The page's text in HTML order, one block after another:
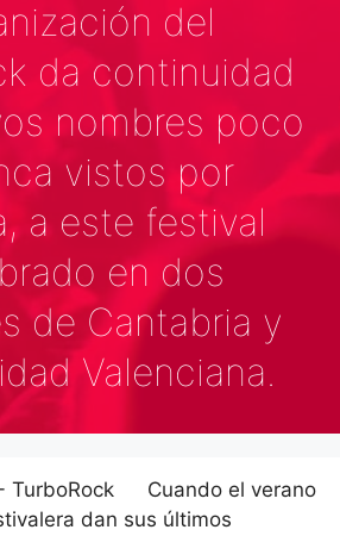
del
da continuidad
nombres poco
vistos por
a este festival
en dos
de Cantabria y
Valenciana.
Cuando el verano
dan sus últimos